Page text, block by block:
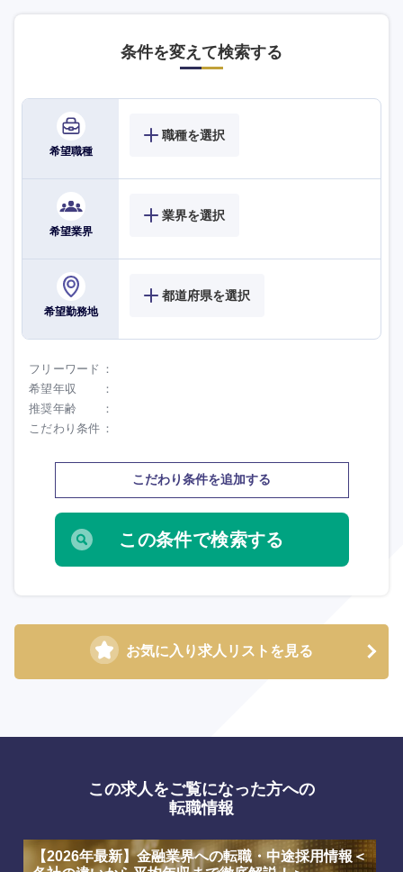
条件を変えて検索する
希望職種
職種を選択
希望業界
業界を選択
希望勤務地
都道府県を選択
フリーワード
希望年収
推奨年齢
こだわり条件
こだわり条件を追加する
お気に入り求人リストを見る
鹿児島県 沖縄県
海外
この求人をご覧になった方への
転職情報
【2026年最新】金融業界への転職・中途採用情報＜